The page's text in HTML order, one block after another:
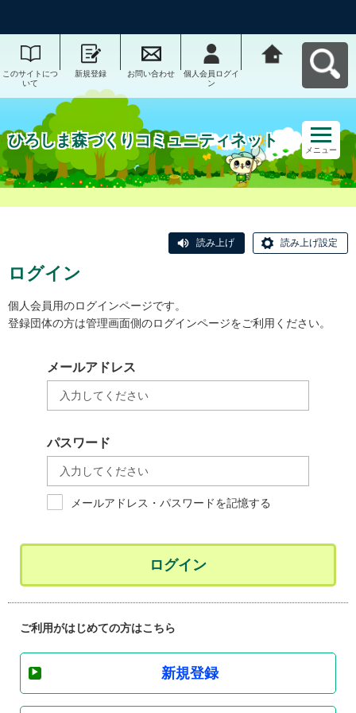
このサイトにつ
いて
新規登録 お問い合わせ
個人会員ログイ
ン
ひろしま森づくりコミュニティネット
メニュー
読み上げ 読み上げ設定
ログイン
個人会員用のログインページです。
登録団体の方は管理画面側のログインページをご利用ください。
メールアドレス
パスワード
メールアドレス・パスワードを記憶する
ログイン
ご利用がはじめての方はこちら
新規登録